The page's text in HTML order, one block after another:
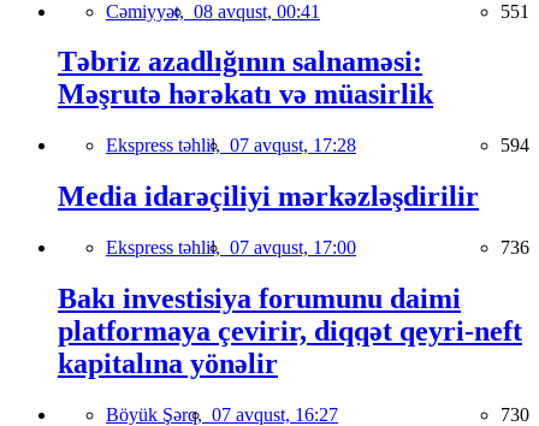
Cəmiyyət, 08 avqust, 00:41 551
Təbriz azadlığının salnaməsi:
Məşrutə hərəkatı və müasirlik
Ekspress təhlil, 07 avqust, 17:28 594
Media idarəçiliyi mərkəzləşdirilir
Ekspress təhlil, 07 avqust, 17:00 736
Bakı investisiya forumunu daimi
platformaya çevirir, diqqət qeyri-neft
kapitalına yönəlir
Böyük Şərq, 07 avqust, 16:27 730